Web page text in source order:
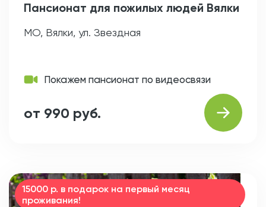
Пансионат для пожилых людей Вялки
МО, Вялки, ул. Звездная
Покажем пансионат по видеосвязи
от 990 руб.
15000 р. в подарок на первый месяц
проживания!